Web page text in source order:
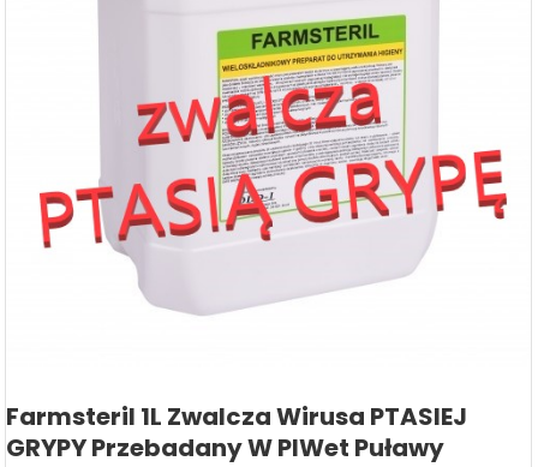
Farmsteril 1L Zwalcza Wirusa PTASIEJ
GRYPY Przebadany W PIWet Puławy